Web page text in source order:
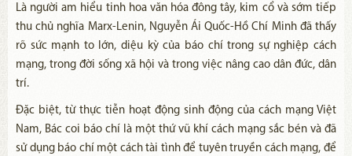
Là người am hiểu tinh hoa văn hóa đông tây, kim cổ và sớm tiếp
thu chủ nghĩa Marx-Lenin, Nguyễn Ái Quốc-Hồ Chí Minh đã thấy
rõ sức mạnh to lớn, diệu kỳ của báo chí trong sự nghiệp cách
mạng, trong đời sống xã hội và trong việc nâng cao dân đức, dân
trí.
Đặc biệt, từ thực tiễn hoạt động sinh động của cách mạng Việt
Nam, Bác coi báo chí là một thứ vũ khí cách mạng sắc bén và đã
sử dụng báo chí một cách tài tình để tuyên truyền cách mạng, để